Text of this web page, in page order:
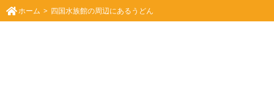
ホーム 四国水族館の周辺にあるうどん